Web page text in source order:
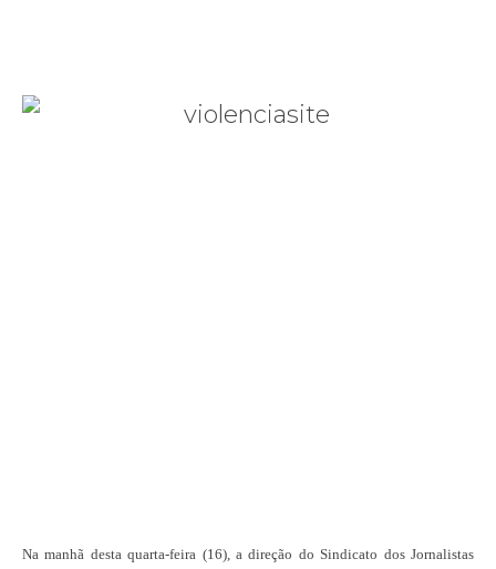
Na manhã desta quarta-feira (16), a direção do Sindicato dos Jornalistas